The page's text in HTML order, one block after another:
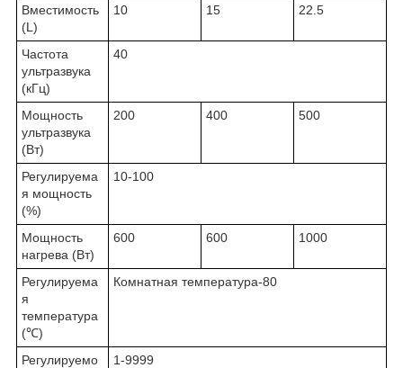
Вместимость
(L)
10 15 22.5
Частота
ультразвука
(кГц)
40
Мощность
ультразвука
(Вт)
200 400 500
Регулируема
я мощность
(%)
10-100
Мощность
нагрева (Вт)
600 600 1000
Регулируема
я
температура
(℃)
Комнатная температура-80
Регулируемо
1-9999